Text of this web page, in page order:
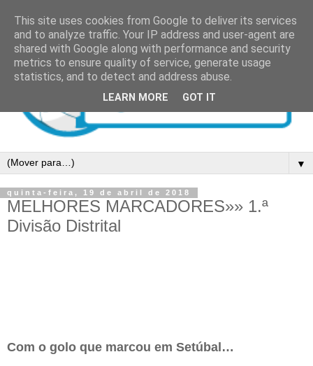
▼
quinta-feira, 19 de abril de 2018
MELHORES MARCADORES»» 1.ª
Divisão Distrital
Com o golo que marcou em Setúbal…
This site uses cookies from Google to deliver its services
and to analyze traffic. Your IP address and user-agent are
shared with Google along with performance and security
metrics to ensure quality of service, generate usage
statistics, and to detect and address abuse.
LEARN MORE GOT IT